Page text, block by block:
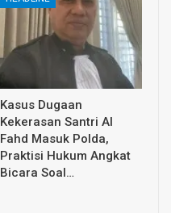
Kasus Dugaan
Kekerasan Santri Al
Fahd Masuk Polda,
Praktisi Hukum Angkat
Bicara Soal…